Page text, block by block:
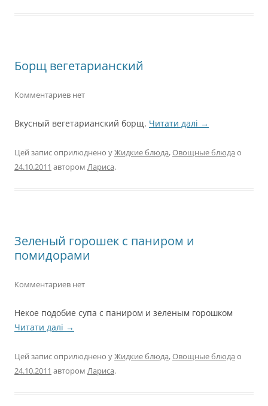
Борщ вегетарианский
Комментариев нет
Вкусный вегетарианский борщ. Читати далі →
Цей запис оприлюднено уЖидкие блюда,Овощные блюда о
24.10.2011 автором Лариса.
Зеленый горошек с паниром и
помидорами
Комментариев нет
Некое подобие супа с паниром и зеленым горошком
Читати далі →
Цей запис оприлюднено уЖидкие блюда,Овощные блюда о
24.10.2011 автором Лариса.